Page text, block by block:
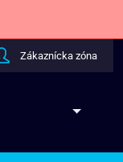
Zákaznícka zóna